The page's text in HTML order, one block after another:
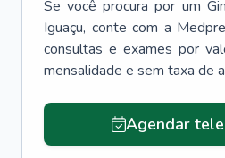
Se você procura por um
Iguaçu, conte com a
consultas e exames por
mensalidade e sem taxa de
Agendar